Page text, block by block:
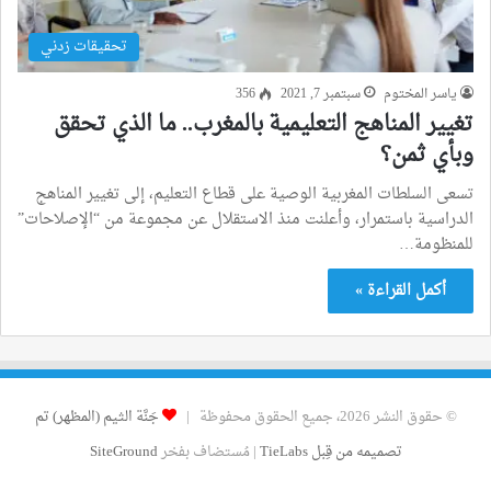
تحقيقات زدني
ياسر المختوم سبتمبر 7, 2021 356
تغيير المناهج التعليمية بالمغرب.. ما الذي تحقق
وبأي ثمن؟
تسعى السلطات المغربية الوصية على قطاع التعليم، إلى تغيير المناهج
الدراسية باستمرار، وأعلنت منذ الاستقلال عن مجموعة من “الإصلاحات”
للمنظومة…
أكمل القراءة »
© حقوق النشر 2026، جميع الحقوق محفوظة |
جَنَّة الثيم (المظهر) تم
تصميمه من قِبل TieLabs
| مُستضاف بفخرSiteGround